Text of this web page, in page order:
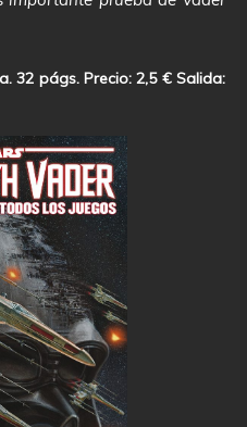
32 págs. Precio: 2,5 € Salida: